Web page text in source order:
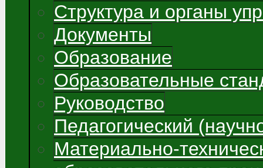
Структура и органы
Документы
Образование
Образовательные
Руководство
Педагогический
Материально-